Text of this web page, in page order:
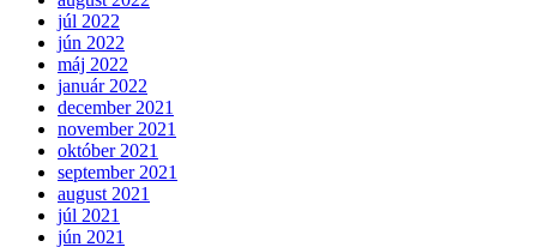
júl 2022
jún 2022
máj 2022
január 2022
december 2021
november 2021
október 2021
september 2021
august 2021
júl 2021
jún 2021